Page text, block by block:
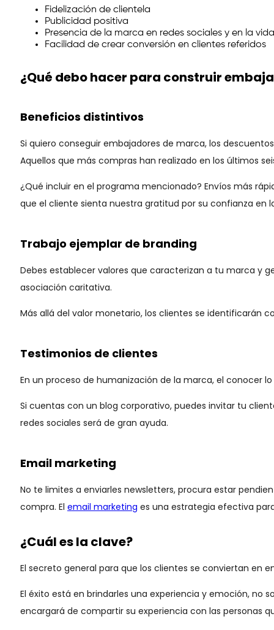
Fidelización de clientela
Publicidad positiva
Presencia de la marca en redes sociales y en la
Facilidad de crear conversión en clientes referidos
¿Qué debo hacer para construir
Beneficios distintivos
Si quiero conseguir embajadores de marca, los
Aquellos que más compras han realizado en los últimos
¿Qué incluir en el programa mencionado? Envíos más
que el cliente sienta nuestra gratitud por su confianza en
Trabajo ejemplar de branding
Debes establecer valores que caracterizan a tu marca y
asociación caritativa.
Más allá del valor monetario, los clientes se identificarán
Testimonios de clientes
En un proceso de humanización de la marca, el conocer
Si cuentas con un blog corporativo, puedes invitar tu
redes sociales será de gran ayuda.
Email marketing
No te limites a enviarles newsletters, procura estar
compra. El email marketing es una estrategia efectiva
¿Cuál es la clave?
El secreto general para que los clientes se conviertan en
El éxito está en brindarles una experiencia y emoción,
encargará de compartir su experiencia con las personas